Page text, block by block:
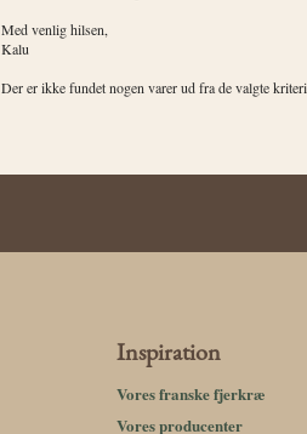
Med venlig hilsen,
Kalu
Der er ikke fundet nogen varer ud fra de valgte
Inspiration
Vores franske fjerkræ
Vores producenter